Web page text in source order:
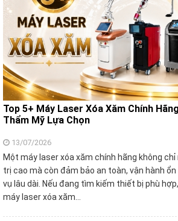
Top 5+ Máy Laser Xóa Xăm Chính
Thẩm Mỹ Lựa Chọn
13/07/2026
Một máy laser xóa xăm chính hãng không
trị cao mà còn đảm bảo an toàn, vận hành
vụ lâu dài. Nếu đang tìm kiếm thiết bị phù
máy laser xóa xăm…